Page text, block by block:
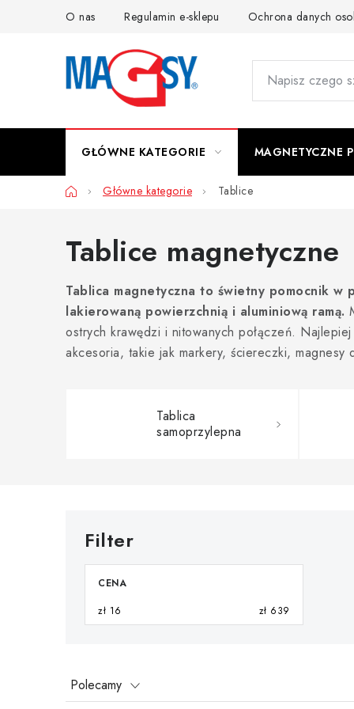
O nas Regulamin e-sklepu Ochrona danych
GŁÓWNE KATEGORIE MAGNETYCZNE
HomeGłówne kategorie Tablice
Tablice magnetyczne
Tablica magnetyczna to świetny pomocnik
lakierowaną powierzchnią i aluminiową ramą.
ostrych krawędzi i nitowanych połączeń.
akcesoria, takie jak markery, ściereczki,
Tablica
samoprzylepna
CENA
zł 16 zł 639
S
Polecamy